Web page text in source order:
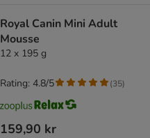
Royal Canin Mini Adult
Mousse
12 x 195 g
159,90 kr
Rating: 4.8/5 (35)